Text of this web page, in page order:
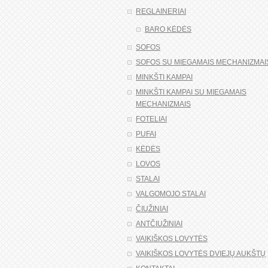
REGLAINERIAI
BARO KĖDĖS
SOFOS
SOFOS SU MIEGAMAIS
MINKŠTI KAMPAI
MINKŠTI KAMPAI SU MIEGAMAIS
MECHANIZMAIS
FOTELIAI
PUFAI
KĖDĖS
LOVOS
STALAI
VALGOMOJO STALAI
ČIUŽINIAI
ANTČIUŽINIAI
VAIKIŠKOS LOVYTĖS
VAIKIŠKOS LOVYTĖS DVIEJŲ AUKŠTŲ